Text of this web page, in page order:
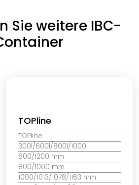
Sie weitere IBC-
TOPline
TOPline
300l/600l/800l/1000l
600/1200 mm
800/1000 mm
1000/1013/1078/1163 mm